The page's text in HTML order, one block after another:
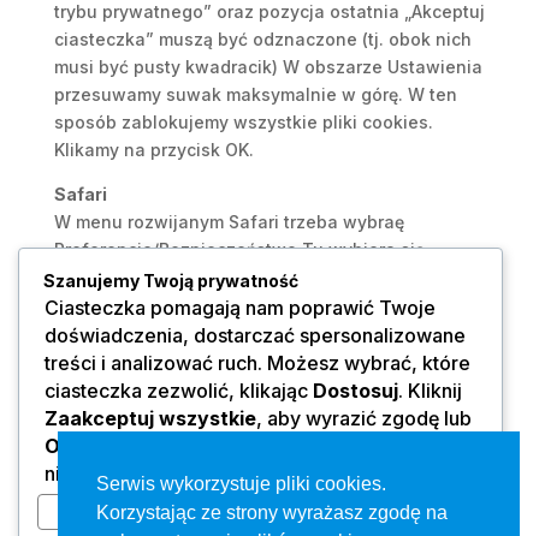
trybu prywatnego” oraz pozycja ostatnia „Akceptuj
ciasteczka” muszą być odznaczone (tj. obok nich
musi być pusty kwadracik) W obszarze Ustawienia
przesuwamy suwak maksymalnie w górę. W ten
sposób zablokujemy wszystkie pliki cookies.
Klikamy na przycisk OK.
Safari
W menu rozwijanym Safari trzeba wybraę
Preferencje/Bezpieczeństwo Tu wybiera się
poziom bezpieczeństwa w obszarze „Akceptuj
pliki cookies”
Opera
Menu przeglądarki: Narzędzie>
Preferencje/Zaawansowane/Ciasteczka
Zaznaczamy opcję „Nigdy nie akceptuj
ciasteczek” Klikamy OK
Szanujemy Twoją prywatność
Ciasteczka pomagają nam poprawić Twoje
doświadczenia, dostarczać spersonalizowane
treści i analizować ruch. Możesz wybrać, które
ciasteczka zezwolić, klikając Dostosuj. Kliknij
Zaakceptuj wszystkie, aby wyrazić zgodę lub
Odrzuć wszystkie
nieistotnych.
Dostosuj
Serwis wykorzystuje pliki cookies.
Korzystając ze strony wyrażasz zgodę na